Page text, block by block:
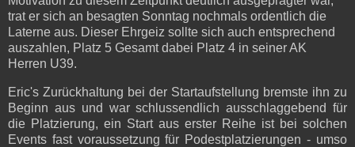
trat er sich an besagten Sonntag nochmals ordentlich die
Laterne aus. Dieser Ehrgeiz sollte sich auch entsprechend
auszahlen, Platz 5 Gesamt dabei Platz 4 in seiner AK
Herren U39.
Eric's Zurückhaltung bei der Startaufstellung bremste ihn zu
Beginn aus und war schlussendlich ausschlaggebend für
die Platzierung, ein Start aus erster Reihe ist bei solchen
Events fast voraussetzung für Podestplatzierungen - umso